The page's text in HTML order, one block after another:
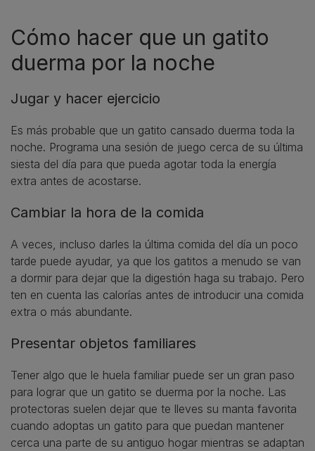
Cómo hacer que un gatito
duerma por la noche
Jugar y hacer ejercicio
Es más probable que un gatito cansado duerma toda la
noche. Programa una sesión de juego cerca de su última
siesta del día para que pueda agotar toda la energía
extra antes de acostarse.
Cambiar la hora de la comida
A veces, incluso darles la última comida del día un poco
tarde puede ayudar, ya que los gatitos a menudo se van
a dormir para dejar que la digestión haga su trabajo. Pero
ten en cuenta las calorías antes de introducir una comida
extra o más abundante.
Presentar objetos familiares
Tener algo que le huela familiar puede ser un gran paso
para lograr que un gatito se duerma por la noche. Las
protectoras suelen dejar que te lleves su manta favorita
cuando adoptas un gatito para que puedan mantener
cerca una parte de su antiguo hogar mientras se adaptan